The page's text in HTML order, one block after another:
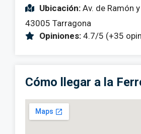
Ubicación: Av. de Ramón
43005 Tarragona
Opiniones: 4.7/5 (+35
Cómo llegar a la